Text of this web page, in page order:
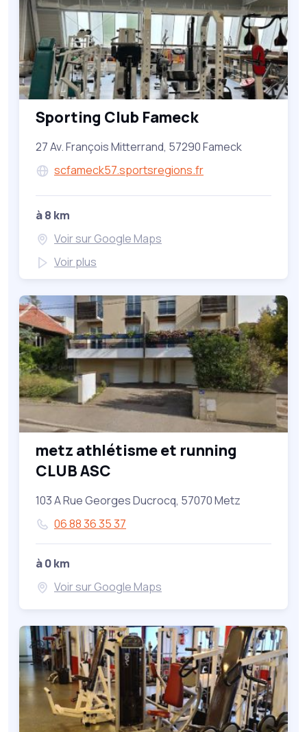
Sporting Club Fameck
27 Av. François Mitterrand, 57290 Fameck
scfameck57.sportsregions.fr
à 8 km
Voir sur Google Maps
Voir plus
metz athlétisme et running
CLUB ASC
103 A Rue Georges Ducrocq, 57070 Metz
06 88 36 35 37
à 0 km
Voir sur Google Maps